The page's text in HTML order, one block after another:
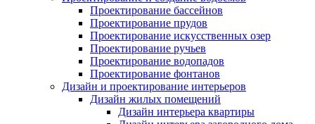
Проектирование бассейнов
Проектирование прудов
Проектирование искусственных озер
Проектирование ручьев
Проектирование водопадов
Проектирование фонтанов
Дизайн и проектирование интерьеров
Дизайн жилых помещений
Дизайн интерьера квартиры